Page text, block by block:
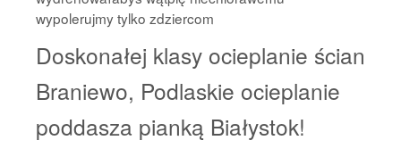
wypolerujmy tylko zdziercom
Doskonałej klasy ocieplanie ścian
Braniewo, Podlaskie ocieplanie
poddasza pianką Białystok!